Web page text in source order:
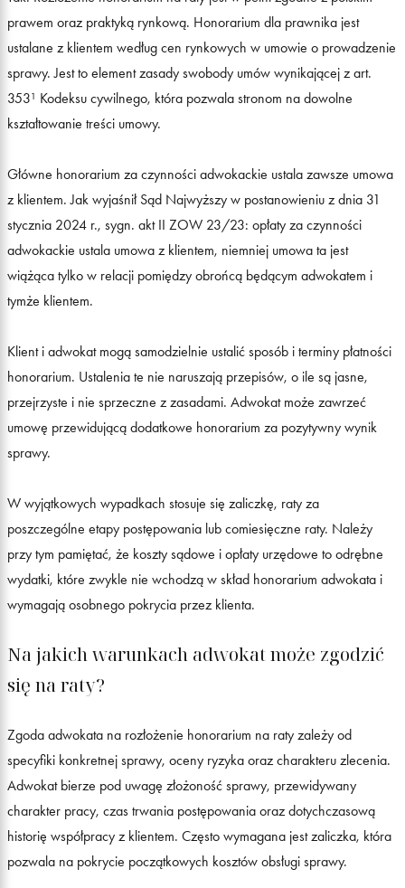
prawem oraz praktyką rynkową. Honorarium dla prawnika jest
ustalane z klientem według cen rynkowych w umowie o prowadzenie
sprawy. Jest to element zasady swobody umów wynikającej z art.
353¹ Kodeksu cywilnego, która pozwala stronom na dowolne
kształtowanie treści umowy.
Główne honorarium za czynności adwokackie ustala zawsze umowa
z klientem. Jak wyjaśnił Sąd Najwyższy w postanowieniu z dnia 31
stycznia 2024 r., sygn. akt II ZOW 23/23: opłaty za czynności
adwokackie ustala umowa z klientem, niemniej umowa ta jest
wiążąca tylko w relacji pomiędzy obrońcą będącym adwokatem i
tymże klientem.
Klient i adwokat mogą samodzielnie ustalić sposób i terminy płatności
honorarium. Ustalenia te nie naruszają przepisów, o ile są jasne,
przejrzyste i nie sprzeczne z zasadami. Adwokat może zawrzeć
umowę przewidującą dodatkowe honorarium za pozytywny wynik
sprawy.
W wyjątkowych wypadkach stosuje się zaliczkę, raty za
poszczególne etapy postępowania lub comiesięczne raty. Należy
przy tym pamiętać, że koszty sądowe i opłaty urzędowe to odrębne
wydatki, które zwykle nie wchodzą w skład honorarium adwokata i
wymagają osobnego pokrycia przez klienta.
Na jakich warunkach adwokat może zgodzić
się na raty?
Zgoda adwokata na rozłożenie honorarium na raty zależy od
specyfiki konkretnej sprawy, oceny ryzyka oraz charakteru zlecenia.
Adwokat bierze pod uwagę złożoność sprawy, przewidywany
charakter pracy, czas trwania postępowania oraz dotychczasową
historię współpracy z klientem. Często wymagana jest zaliczka, która
pozwala na pokrycie początkowych kosztów obsługi sprawy.